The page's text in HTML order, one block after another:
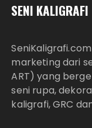
SENI KALIGRAFI
marketing dari
ART) yang
seni rupa,
kaligrafi, GRC